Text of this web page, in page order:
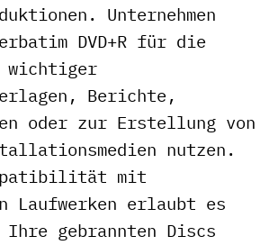
Unternehmen
DVD+R für die
wichtiger
Berichte,
oder zur Erstellung von
nutzen.
mit
Laufwerken erlaubt es
Ihre gebrannten Discs